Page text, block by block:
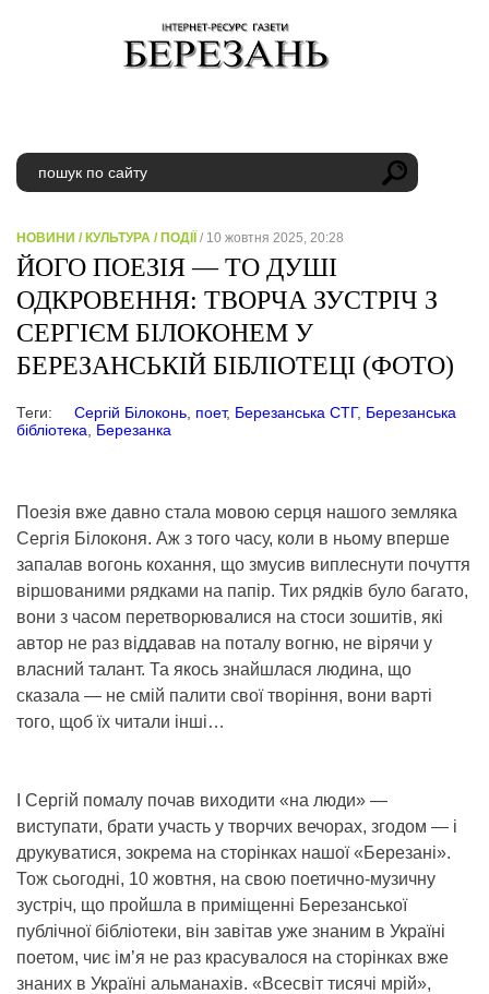
НОВИНИ / КУЛЬТУРА / ПОДІЇ / 10 жовтня 2025, 20:28
ЙОГО ПОЕЗІЯ — ТО ДУШІ
ОДКРОВЕННЯ: ТВОРЧА ЗУСТРІЧ З
СЕРГІЄМ БІЛОКОНЕМ У
БЕРЕЗАНСЬКІЙ БІБЛІОТЕЦІ (ФОТО)
Теги: Сергій Білоконь поет, Березанська СТГ, Березанська
бібліотека
Березанка
Поезія вже давно стала мовою серця нашого земляка
Сергія Білоконя. Аж з того часу, коли в ньому вперше
запалав вогонь кохання, що змусив виплеснути почуття
віршованими рядками на папір. Тих рядків було багато,
вони з часом перетворювалися на стоси зошитів, які
автор не раз віддавав на поталу вогню, не вірячи у
власний талант. Та якось знайшлася людина, що
сказала — не смій палити свої творіння, вони варті
того, щоб їх читали інші…
І Сергій помалу почав виходити «на люди» —
виступати, брати участь у творчих вечорах, згодом — і
друкуватися, зокрема на сторінках нашої «Березані».
Тож сьогодні, 10 жовтня, на свою поетично-музичну
зустріч, що пройшла в приміщенні Березанської
публічної бібліотеки, він завітав уже знаним в Україні
поетом, чиє ім’я не раз красувалося на сторінках вже
знаних в Україні альманахів. «Всесвіт тисячі мрій»,